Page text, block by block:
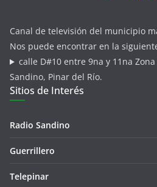
Canal de televisión del municipio
Nos puede encontrar en la
calle D#10 entre 9na y 11na Zona
Sandino, Pinar del Río.
Sitios de Interés
Radio Sandino
Guerrillero
Telepinar